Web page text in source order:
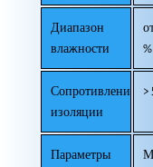
Диапазон
влажности
%
Сопротивление
изоляции
Параметры